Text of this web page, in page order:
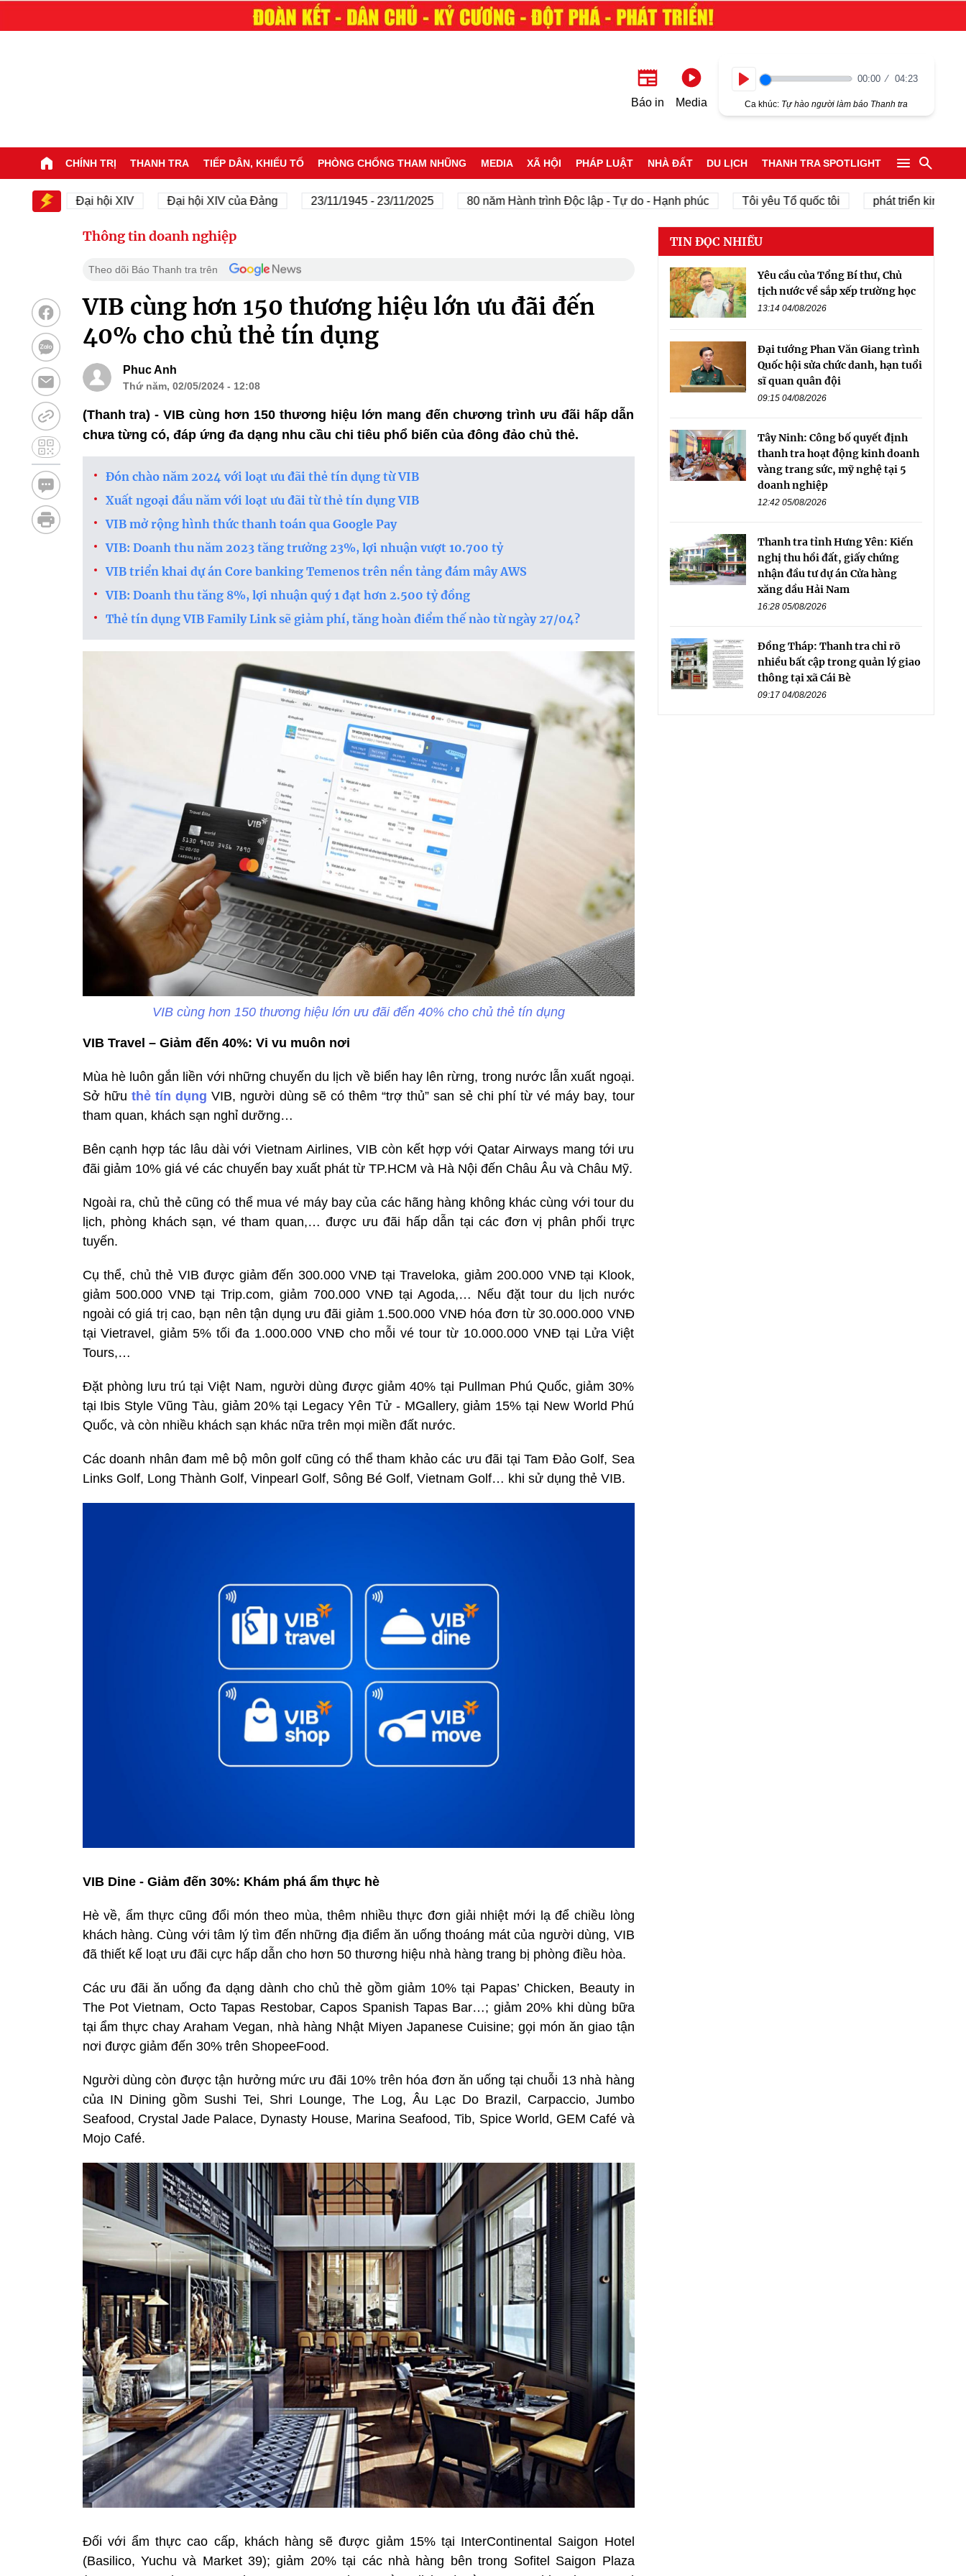
Báo in Media
00:00 04:23
Ca khúc: Tự hào người làm báo Thanh tra
CHÍNH TRỊ THANH TRA TIẾP DÂN, KHIẾU TỐ PHÒNG CHỐNG THAM NHŨNG MEDIA XÃ HỘI PHÁP LUẬT NHÀ ĐẤT DU LỊCH THANH TRA SPOTLIGHT
Đại hội XIV Đại hội XIV của Đảng 23/11/1945 - 23/11/2025 80 năm Hành trình Độc lập - Tự do - Hạnh phúc Tôi yêu Tổ quốc tôi phát triển kinh tế tư
Thông tin doanh nghiệp
Theo dõi Báo Thanh tra trên
VIB cùng hơn 150 thương hiệu lớn ưu đãi đến
40% cho chủ thẻ tín dụng
Phuc Anh
Thứ năm, 02/05/2024 - 12:08
(Thanh tra) - VIB cùng hơn 150 thương hiệu lớn mang đến chương trình ưu đãi hấp dẫn
chưa từng có, đáp ứng đa dạng nhu cầu chi tiêu phổ biến của đông đảo chủ thẻ.
Đón chào năm 2024 với loạt ưu đãi thẻ tín dụng từ VIB
Xuất ngoại đầu năm với loạt ưu đãi từ thẻ tín dụng VIB
VIB mở rộng hình thức thanh toán qua Google Pay
VIB: Doanh thu năm 2023 tăng trưởng 23%, lợi nhuận vượt 10.700 tỷ
VIB triển khai dự án Core banking Temenos trên nền tảng đám mây AWS
VIB: Doanh thu tăng 8%, lợi nhuận quý 1 đạt hơn 2.500 tỷ đồng
Thẻ tín dụng VIB Family Link sẽ giảm phí, tăng hoàn điểm thế nào từ ngày 27/04?
VIB cùng hơn 150 thương hiệu lớn ưu đãi đến 40% cho chủ thẻ tín dụng
VIB Travel – Giảm đến 40%: Vi vu muôn nơi
Mùa hè luôn gắn liền với những chuyến du lịch về biển hay lên rừng, trong nước lẫn xuất ngoại.
Sở hữu thẻ tín dụng VIB, người dùng sẽ có thêm “trợ thủ” san sẻ chi phí từ vé máy bay, tour
tham quan, khách sạn nghỉ dưỡng…
Bên cạnh hợp tác lâu dài với Vietnam Airlines, VIB còn kết hợp với Qatar Airways mang tới ưu
đãi giảm 10% giá vé các chuyến bay xuất phát từ TP.HCM và Hà Nội đến Châu Âu và Châu Mỹ.
Ngoài ra, chủ thẻ cũng có thể mua vé máy bay của các hãng hàng không khác cùng với tour du
lịch, phòng khách sạn, vé tham quan,… được ưu đãi hấp dẫn tại các đơn vị phân phối trực
tuyến.
Cụ thể, chủ thẻ VIB được giảm đến 300.000 VNĐ tại Traveloka, giảm 200.000 VNĐ tại Klook,
giảm 500.000 VNĐ tại Trip.com, giảm 700.000 VNĐ tại Agoda,… Nếu đặt tour du lịch nước
ngoài có giá trị cao, bạn nên tận dụng ưu đãi giảm 1.500.000 VNĐ hóa đơn từ 30.000.000 VNĐ
tại Vietravel, giảm 5% tối đa 1.000.000 VNĐ cho mỗi vé tour từ 10.000.000 VNĐ tại Lửa Việt
Tours,…
Đặt phòng lưu trú tại Việt Nam, người dùng được giảm 40% tại Pullman Phú Quốc, giảm 30%
tại Ibis Style Vũng Tàu, giảm 20% tại Legacy Yên Tử - MGallery, giảm 15% tại New World Phú
Quốc, và còn nhiều khách sạn khác nữa trên mọi miền đất nước.
Các doanh nhân đam mê bộ môn golf cũng có thể tham khảo các ưu đãi tại Tam Đảo Golf, Sea
Links Golf, Long Thành Golf, Vinpearl Golf, Sông Bé Golf, Vietnam Golf… khi sử dụng thẻ VIB.
VIB Dine - Giảm đến 30%: Khám phá ẩm thực hè
Hè về, ẩm thực cũng đổi món theo mùa, thêm nhiều thực đơn giải nhiệt mới lạ để chiều lòng
khách hàng. Cùng với tâm lý tìm đến những địa điểm ăn uống thoáng mát của người dùng, VIB
đã thiết kế loạt ưu đãi cực hấp dẫn cho hơn 50 thương hiệu nhà hàng trang bị phòng điều hòa.
Các ưu đãi ăn uống đa dạng dành cho chủ thẻ gồm giảm 10% tại Papas’ Chicken, Beauty in
The Pot Vietnam, Octo Tapas Restobar, Capos Spanish Tapas Bar…; giảm 20% khi dùng bữa
tại ẩm thực chay Araham Vegan, nhà hàng Nhật Miyen Japanese Cuisine; gọi món ăn giao tận
nơi được giảm đến 30% trên ShopeeFood.
Người dùng còn được tận hưởng mức ưu đãi 10% trên hóa đơn ăn uống tại chuỗi 13 nhà hàng
của IN Dining gồm Sushi Tei, Shri Lounge, The Log, Âu Lạc Do Brazil, Carpaccio, Jumbo
Seafood, Crystal Jade Palace, Dynasty House, Marina Seafood, Tib, Spice World, GEM Café và
Mojo Café.
Đối với ẩm thực cao cấp, khách hàng sẽ được giảm 15% tại InterContinental Saigon Hotel
(Basilico, Yuchu và Market 39); giảm 20% tại các nhà hàng bên trong Sofitel Saigon Plaza
TIN ĐỌC NHIỀU
Yêu cầu của Tổng Bí thư, Chủ
tịch nước về sắp xếp trường học
13:14 04/08/2026
Đại tướng Phan Văn Giang trình
Quốc hội sửa chức danh, hạn tuổi
sĩ quan quân đội
09:15 04/08/2026
Tây Ninh: Công bố quyết định
thanh tra hoạt động kinh doanh
vàng trang sức, mỹ nghệ tại 5
doanh nghiệp
12:42 05/08/2026
Thanh tra tỉnh Hưng Yên: Kiến
nghị thu hồi đất, giấy chứng
nhận đầu tư dự án Cửa hàng
xăng dầu Hải Nam
16:28 05/08/2026
Đồng Tháp: Thanh tra chỉ rõ
nhiều bất cập trong quản lý giao
thông tại xã Cái Bè
09:17 04/08/2026